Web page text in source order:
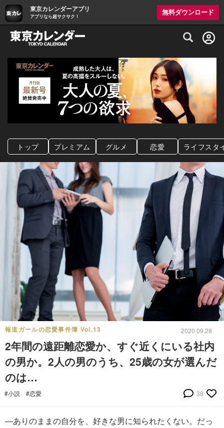
東京カレンダーアプリ
アプリなら超サクサク！
無料ダウンロード
グルメ情報・プレミアムレストラン予約
トップ プレミアム グルメ 恋愛 ライフスタ
報道ガールの恋愛事件簿 Vol.13 2020.09.28
2年間の遠距離恋愛か、すぐ近くにいる社内
の男か。2人の男のうち、25歳の女が選んだ
のは…
#小説 #恋愛 38
—ありのままの自分を、好きな男に知られたくない。だっ